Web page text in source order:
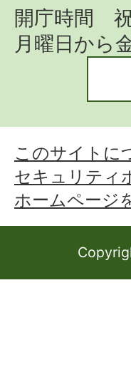
開庁時間 祝
月曜日から
このサイトに
セキュリティ
ホームページ